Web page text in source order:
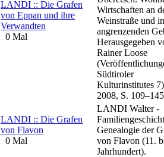
LANDI :: Die Grafen
von Eppan und ihre
Verwandten
0 Mal
Wirtschaften an
Weinstraße und in
angrenzenden
Herausgegeben
Rainer Loose
Südtiroler
Kulturinstitutes
2008, S.
LANDI :: Die Grafen
von Flavon
0 Mal
LANDI Walter -
Genealogie der
von Flavon (11.
Jahrhundert).